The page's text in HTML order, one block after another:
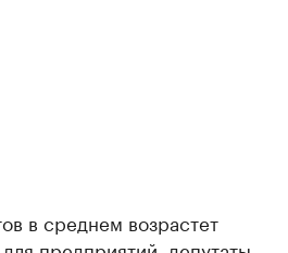
в среднем возрастет